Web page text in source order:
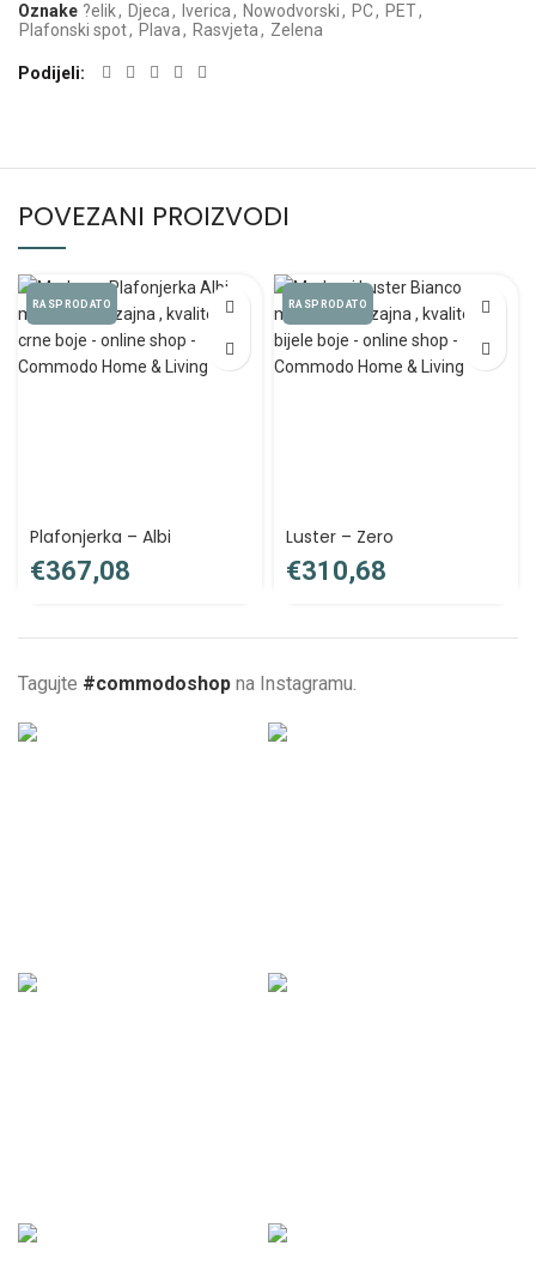
Oznake ?elik, Djeca, Iverica, Nowodvorski, PC, PET,
Plafonski spot, Plava, Rasvjeta, Zelena
Podijeli
POVEZANI PROIZVODI
RASPRODATO
Plafonjerka – Albi
€
RASPRODATO
Luster – Zero
€
Tagujte #commodoshop na Instagramu.